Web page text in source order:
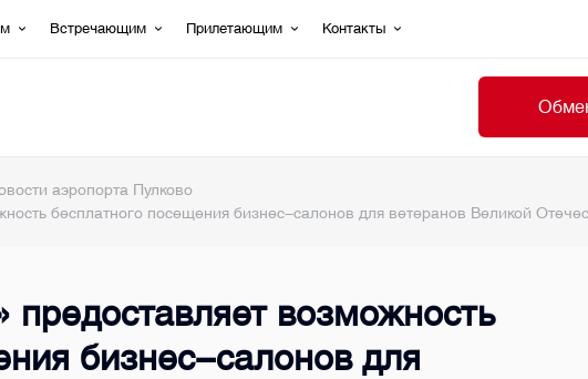
Встречающим Прилетающим Контакты
аэропорта Пулково
бесплатного посещения бизнес-салонов для ветеранов Великой
предоставляет возможность
бизнес-салонов для